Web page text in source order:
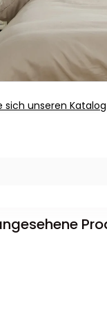
sich unseren